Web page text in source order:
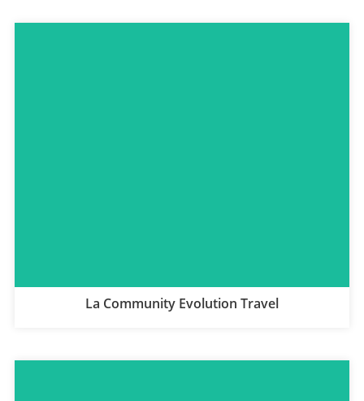
La Community Evolution Travel